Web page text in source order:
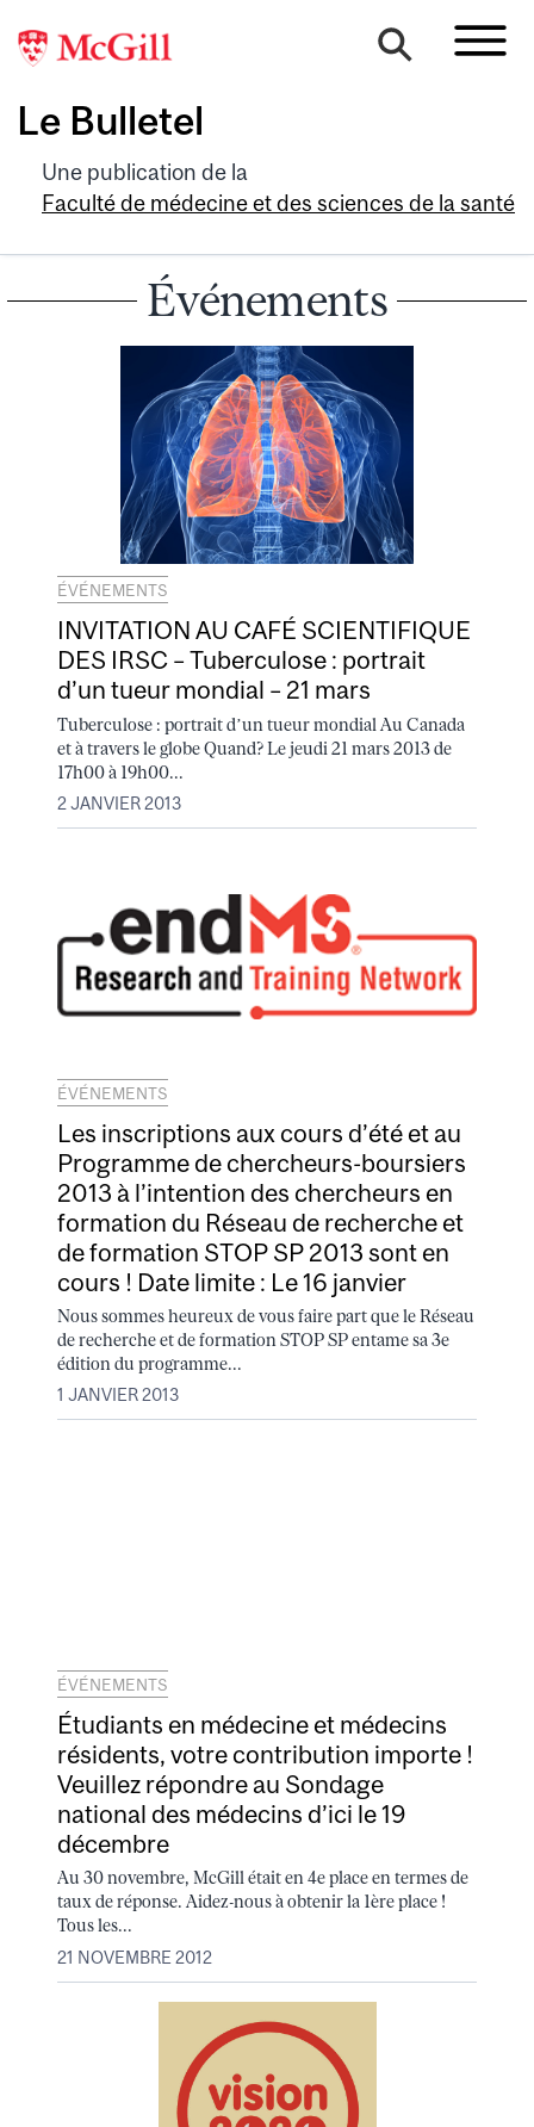
Le Bulletel
Une publication de la
Faculté de médecine et des sciences de la santé
Événements
ÉVÉNEMENTS
INVITATION AU CAFÉ SCIENTIFIQUE
DES IRSC – Tuberculose : portrait
d’un tueur mondial – 21 mars
Tuberculose : portrait d’un tueur mondial Au Canada
et à travers le globe Quand? Le jeudi 21 mars 2013 de
17h00 à 19h00...
2 JANVIER 2013
ÉVÉNEMENTS
Les inscriptions aux cours d’été et au
Programme de chercheurs-boursiers
2013 à l’intention des chercheurs en
formation du Réseau de recherche et
de formation STOP SP 2013 sont en
cours ! Date limite : Le 16 janvier
Nous sommes heureux de vous faire part que le Réseau
de recherche et de formation STOP SP entame sa 3e
édition du programme...
1 JANVIER 2013
ÉVÉNEMENTS
Étudiants en médecine et médecins
résidents, votre contribution importe !
Veuillez répondre au Sondage
national des médecins d’ici le 19
décembre
Au 30 novembre, McGill était en 4e place en termes de
taux de réponse. Aidez-nous à obtenir la 1ère place !
Tous les...
21 NOVEMBRE 2012